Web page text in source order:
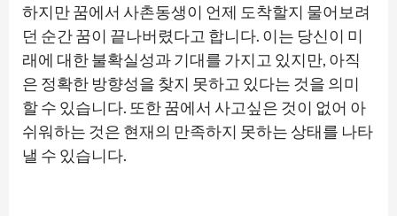
하지만 꿈에서 사촌동생이 언제 도착할지 물어보려
던 순간 꿈이 끝나버렸다고 합니다. 이는 당신이 미
래에 대한 불확실성과 기대를 가지고 있지만, 아직
은 정확한 방향성을 찾지 못하고 있다는 것을 의미
할 수 있습니다. 또한 꿈에서 사고싶은 것이 없어 아
쉬워하는 것은 현재의 만족하지 못하는 상태를 나타
낼 수 있습니다.